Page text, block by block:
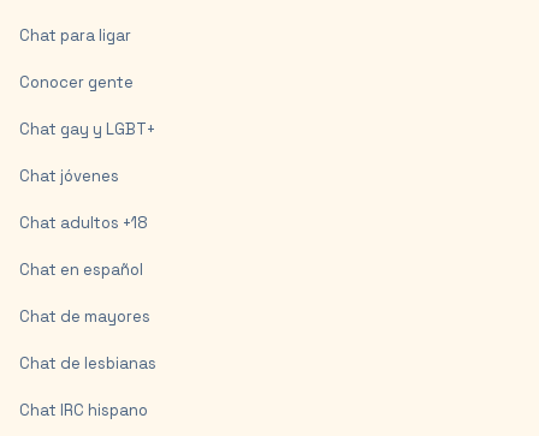
Chat para ligar
Conocer gente
Chat gay y LGBT+
Chat jóvenes
Chat adultos +18
Chat en español
Chat de mayores
Chat de lesbianas
Chat IRC hispano